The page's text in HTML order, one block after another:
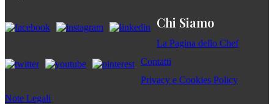
Chi Siamo
La Pagina dello Chef
Contatti
Privacy e Cookies Policy
Note Legali